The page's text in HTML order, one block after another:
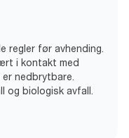
regler før avhending.
i kontakt med
nedbrytbare.
og biologisk avfall.